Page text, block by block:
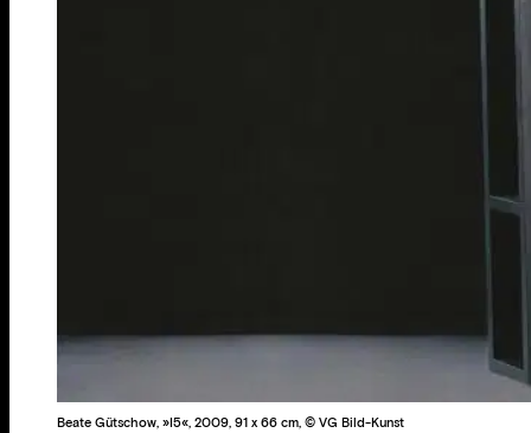
Beate Gütschow, »I5«, 2009, 91 x 66 cm, © VG Bild-Kunst